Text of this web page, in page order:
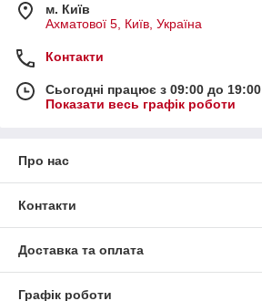
м. Київ
Ахматової 5, Київ, Україна
Контакти
Сьогодні працює з 09:00 до 19:00
Показати весь графік роботи
Про нас
Контакти
Доставка та оплата
Графік роботи